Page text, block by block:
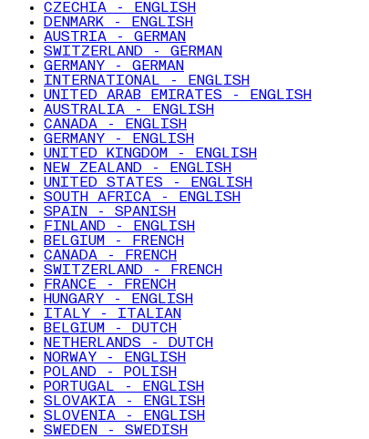
CZECHIA - ENGLISH
DENMARK - ENGLISH
AUSTRIA - GERMAN
SWITZERLAND - GERMAN
GERMANY - GERMAN
INTERNATIONAL - ENGLISH
UNITED ARAB EMIRATES - ENGLISH
AUSTRALIA - ENGLISH
CANADA - ENGLISH
GERMANY - ENGLISH
UNITED KINGDOM - ENGLISH
NEW ZEALAND - ENGLISH
UNITED STATES - ENGLISH
SOUTH AFRICA - ENGLISH
SPAIN - SPANISH
FINLAND - ENGLISH
BELGIUM - FRENCH
CANADA - FRENCH
SWITZERLAND - FRENCH
FRANCE - FRENCH
HUNGARY - ENGLISH
ITALY - ITALIAN
BELGIUM - DUTCH
NETHERLANDS - DUTCH
NORWAY - ENGLISH
POLAND - POLISH
PORTUGAL - ENGLISH
SLOVAKIA - ENGLISH
SLOVENIA - ENGLISH
SWEDEN - SWEDISH